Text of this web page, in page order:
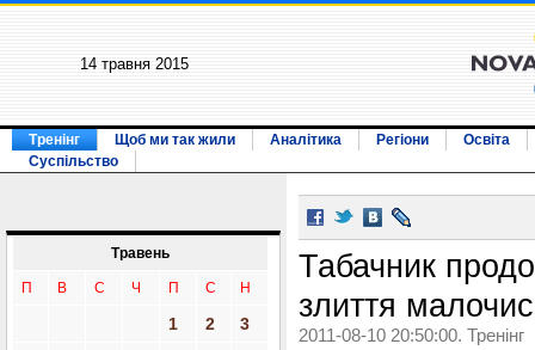
14 травня 2015
Тренінг Щоб ми так жили Аналітика Регіони
Освіта
Суспільство
Травень
П В С Ч П С Н
1 2
3
Табачник
злиття
2011-08-10 20:50:00. Тренінг